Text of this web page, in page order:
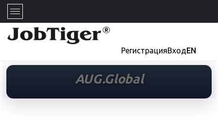
РегистрацияВходEN
AUG.Global